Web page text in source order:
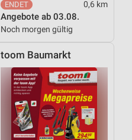
0,6 km
Angebote ab 03.08.
Noch morgen gültig
toom Baumarkt